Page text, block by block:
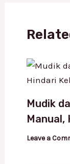
Mudik
Manual,
Leave a